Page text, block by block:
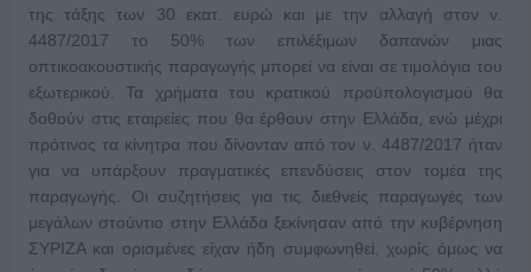
της τάξης των 30 εκατ. ευρώ και με την αλλαγή στον ν.
4487/2017 το 50% των επιλέξιμων δαπανών μιας
οπτικοακουστικής παραγωγής μπορεί να είναι σε τιμολόγια του
εξωτερικού. Τα χρήματα του κρατικού προϋπολογισμού θα
δοθούν στις εταιρείες που θα έρθουν στην Ελλάδα, ενώ μέχρι
πρότινος τα κίνητρα που δίνονταν από τον ν. 4487/2017 ήταν
για να υπάρξουν πραγματικές επενδύσεις στον τομέα της
παραγωγής. Οι συζητήσεις για τις διεθνείς παραγωγές των
μεγάλων στούντιο στην Ελλάδα ξεκίνησαν από την κυβέρνηση
ΣΥΡΙΖΑ και ορισμένες είχαν ήδη συμφωνηθεί, χωρίς όμως να